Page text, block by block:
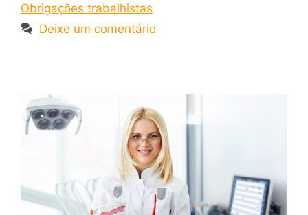
Obrigações trabalhistas
Deixe um comentário